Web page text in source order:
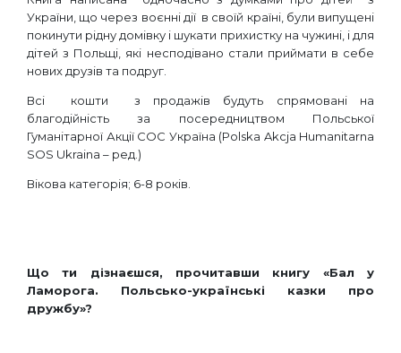
України, що через воєнні дії в своїй країні, були випущені
покинути рідну домівку і шукати прихистку на чужині, і для
дітей з Польщі, які несподівано стали приймати в себе
нових друзів та подруг.
Всі кошти з продажів будуть спрямовані на
благодійність за посередництвом Польської
Гуманітарної Акції СОС Україна (Polska Akcja Humanitarna
SOS Ukraina – ред.)
Вікова категорія; 6-8 років.
Що ти дізнаєшся, прочитавши книгу «Бал у
Ламорога. Польсько-українські казки про
дружбу»?